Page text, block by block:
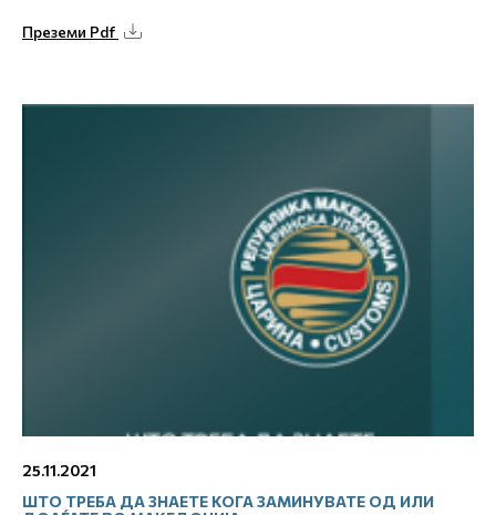
Преземи Pdf
25.11.2021
ШТО ТРЕБА ДА ЗНАЕТЕ КОГА ЗАМИНУВАТЕ ОД ИЛИ